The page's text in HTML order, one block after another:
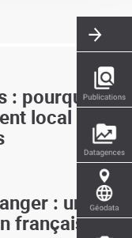
: pourquoi et
local de la
: un
française